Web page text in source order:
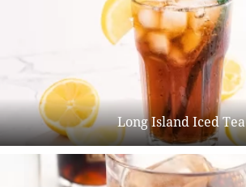
Long Island Iced Tea